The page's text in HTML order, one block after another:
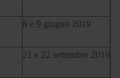
8 e 9 giugno 2019
21 e 22 settembre 2019